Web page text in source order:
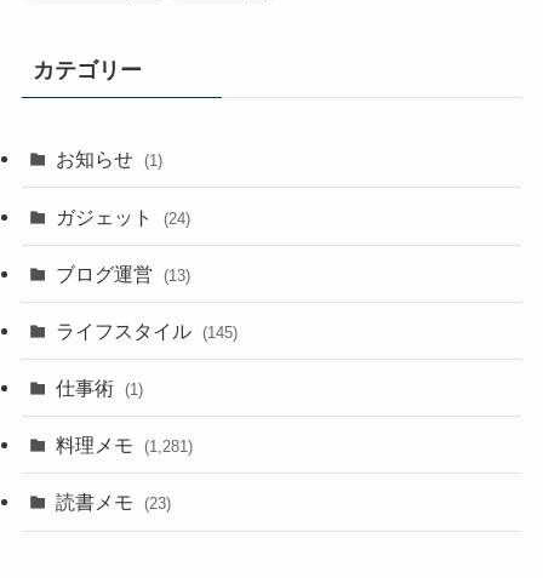
カテゴリー
お知らせ (1)
ガジェット (24)
ブログ運営 (13)
ライフスタイル (145)
仕事術 (1)
料理メモ (1,281)
読書メモ (23)